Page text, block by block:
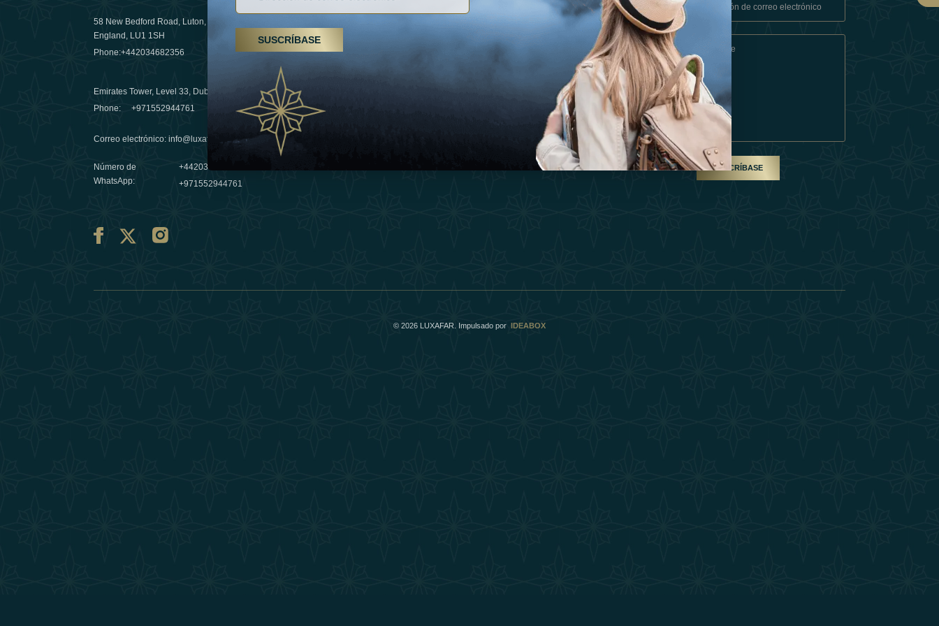
58 New Bedford Road, Luton,
England, LU1 1SH
Phone:+442034682356
Emirates Tower, Level 33, Dubai, UAE
Phone:+971552944761
Correo electrónico:info@luxafar.com
Número de
WhatsApp:
+442034682356
+971552944761
Senderismo, tratamientos de spa y yoga: los
Emiratos Árabes Unidos se erigen como un
03 April 2025
Évasions hivernales pour les voyageurs des
Émirats: redéfinir le voyage de luxe
10 March 2025
Esperienza
Términos Y Condiciones
Conviértase En Socio
Our Team
SUSCRÍBASE
© 2026 LUXAFAR. Impulsado por IDEABOX
SUSCRÍBASE